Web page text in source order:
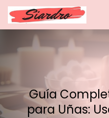
Guía
para Uñas: